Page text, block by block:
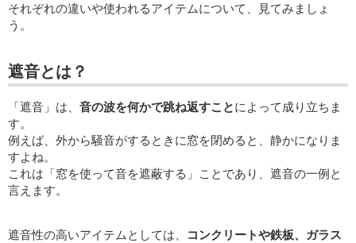
それぞれの違いや使われるアイテムについて、見てみましょ
う。
遮音とは？
「遮音」は、 音の波を何かで跳ね返すことによって成り立ちま
す。
例えば、外から騒音がするときに窓を閉めると、静かになりま
すよね。
これは「窓を使って音を遮蔽する」ことであり、遮音の一例と
言えます。
遮音性の高いアイテムとしては、
コンクリートや鉄板、ガラス